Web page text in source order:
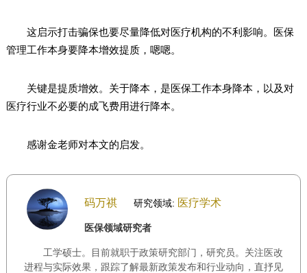
这启示打击骗保也要尽量降低对医疗机构的不利影响。医保
管理工作本身要降本增效提质，嗯嗯。
关键是提质增效。关于降本，是医保工作本身降本，以及对
医疗行业不必要的成飞费用进行降本。
感谢金老师对本文的启发。
码万祺 研究领域: 医疗学术
医保领域研究者
工学硕士。目前就职于政策研究部门，研究员。关注医改
进程与实际效果，跟踪了解最新政策发布和行业动向，直抒见